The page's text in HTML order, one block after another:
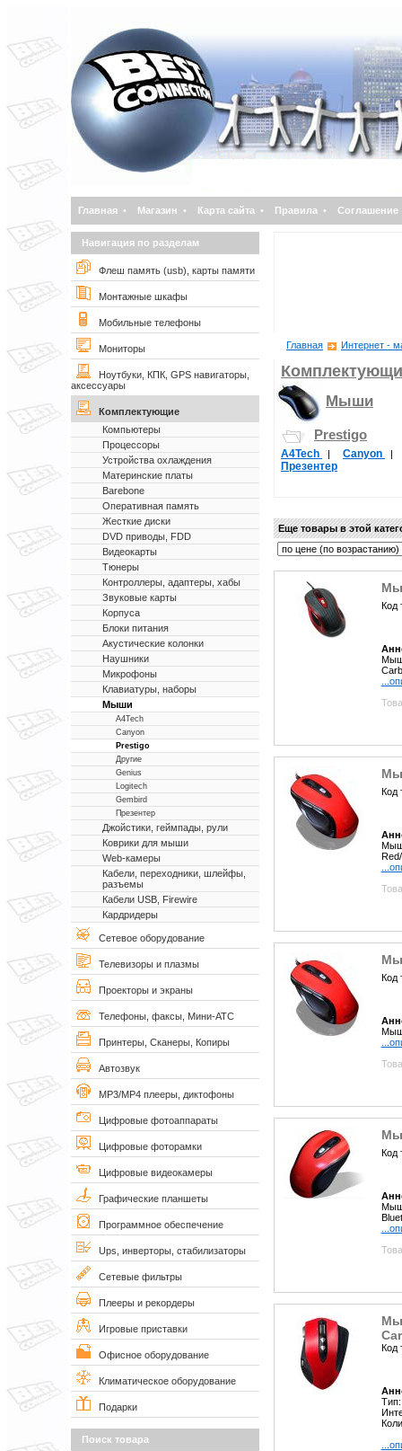
Главная • Магазин • Карта сайта • Правила • Соглашение
Навигация по разделам
Флеш память (usb), карты памяти
Монтажные шкафы
Мобильные телефоны
Мониторы
Ноутбуки, КПК, GPS навигаторы,
аксессуары
Комплектующие
Компьютеры
Процессоры
Устройства охлаждения
Материнские платы
Barebone
Оперативная память
Жесткие диски
DVD приводы, FDD
Видеокарты
Тюнеры
Контроллеры, адаптеры, хабы
Звуковые карты
Корпуса
Блоки питания
Акустические колонки
Наушники
Микрофоны
Клавиатуры, наборы
Мыши
A4Tech
Canyon
Prestigo
Другие
Genius
Logitech
Gembird
Презентер
Джойстики, геймпады, рули
Коврики для мыши
Web-камеры
Кабели, переходники, шлейфы,
разъемы
Кабели USB, Firewire
Кардридеры
Сетевое оборудование
Телевизоры и плазмы
Проекторы и экраны
Телефоны, факсы, Мини-АТС
Принтеры, Сканеры, Копиры
Автозвук
MP3/MP4 плееры, диктофоны
Цифровые фотоаппараты
Цифровые фоторамки
Цифровые видеокамеры
Графические планшеты
Программное обеспечение
Ups, инверторы, стабилизаторы
Сетевые фильтры
Плееры и рекордеры
Игровые приставки
Офисное оборудование
Климатическое оборудование
Подарки
Поиск товара
Главная Интернет -
Мыши
Prestigo
A4Tech | Canyon |
Презентер
Еще товары в этой
Код
Код
Код
Код
Код
Тип: